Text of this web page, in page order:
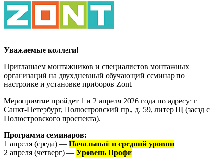
Уважаемые коллеги!
Приглашаем монтажников и специалистов монтажных
организаций на двухдневный обучающий семинар по
настройке и установке приборов Zont.
Мероприятие пройдет 1 и 2 апреля 2026 года по адресу: г.
Санкт-Петербург, Полюстровский пр., д. 59, литер Щ (заезд с
Полюстровского проспекта).
Программа семинаров:
1 апреля (среда) — Начальный и средний уровни
2 апреля (четверг) — Уровень Профи